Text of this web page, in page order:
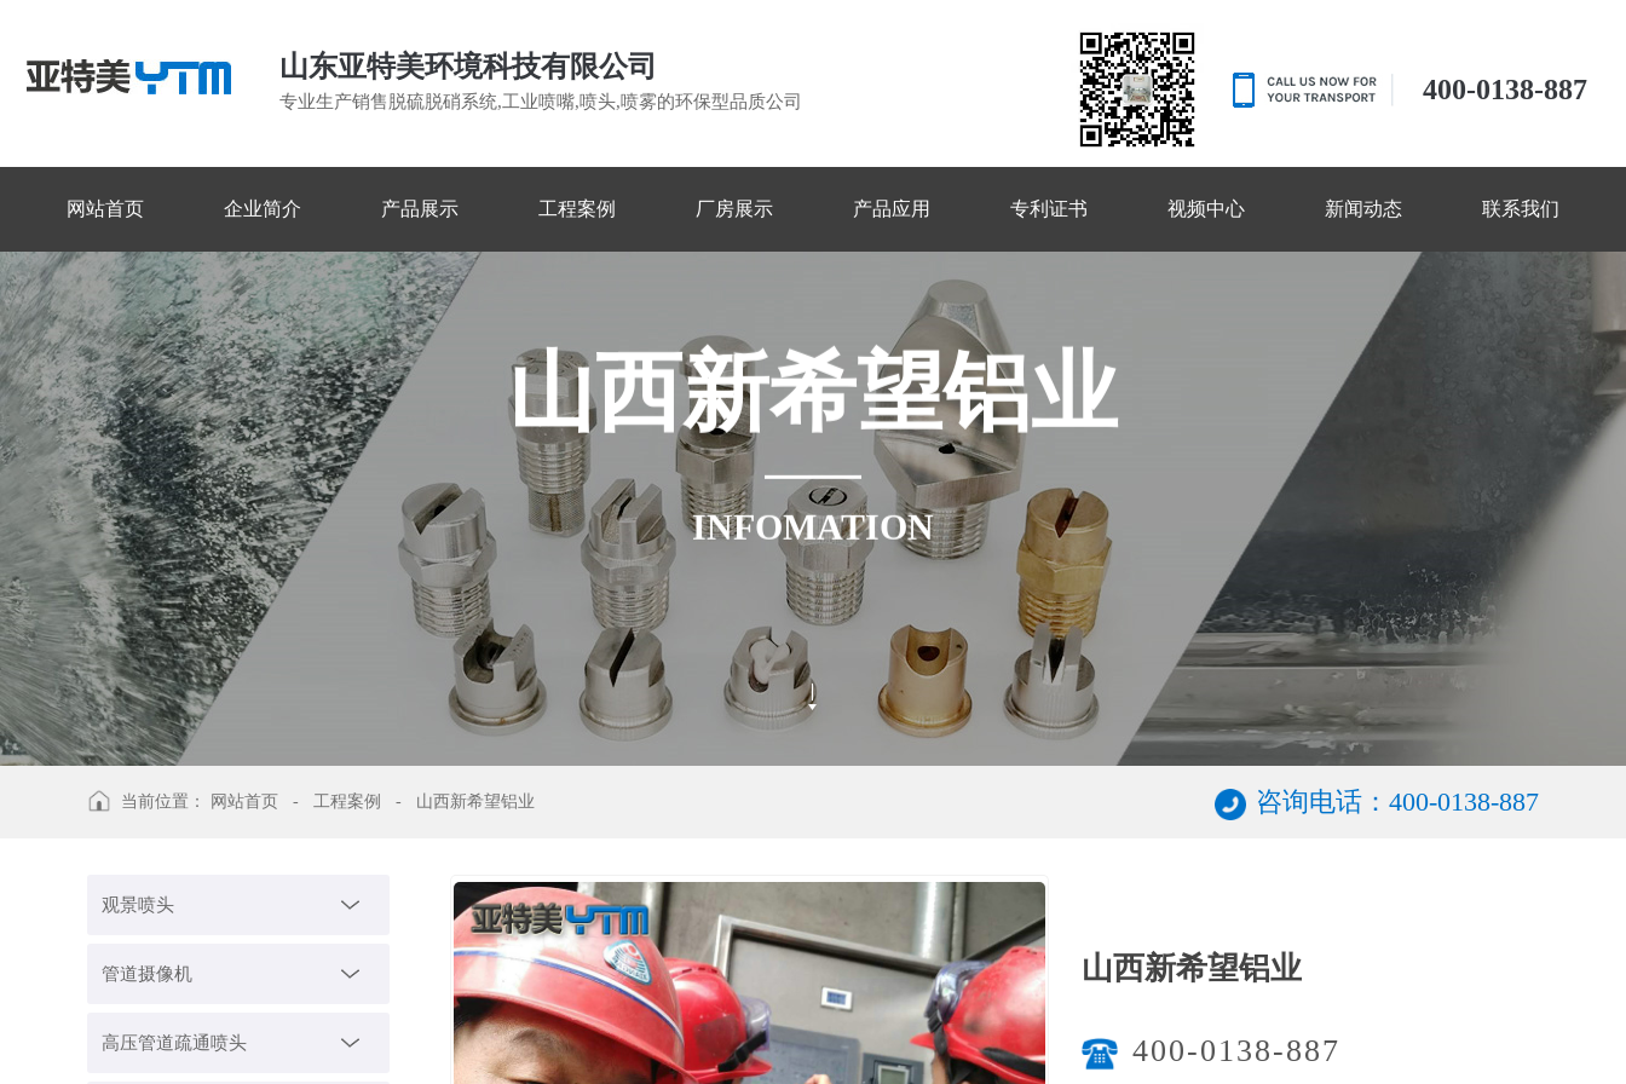
山东亚特美环境科技有限公司
专业生产销售脱硫脱硝系统,工业喷嘴,喷头,喷雾的环保型品质公司 400-0138-887
网站首页 企业简介 产品展示 工程案例 厂房展示 产品应用 专利证书 视频中心 新闻动态 联系我们
山西新希望铝业
INFOMATION
当前位置： 网站首页 - 工程案例 - 山西新希望铝业 咨询电话：400-0138-887
观景喷头
管道摄像机
高压管道疏通喷头
山西新希望铝业
400-0138-887